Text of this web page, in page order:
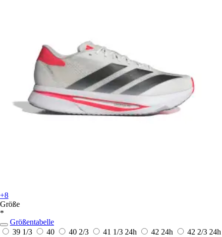
+8
Größe
*
Größentabelle
39 1/3
40 40 2/3 41 1/3 24h 42 24h 42 2/3 24h